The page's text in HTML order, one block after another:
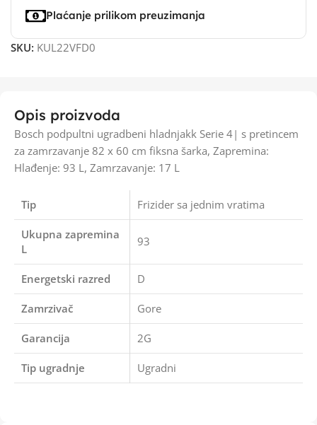
Plaćanje prilikom preuzimanja
SKU: KUL22VFD0
Opis proizvoda
Bosch podpultni ugradbeni hladnjakk Serie 4| s pretincem
za zamrzavanje 82 x 60 cm fiksna šarka, Zapremina:
Hlađenje: 93 L, Zamrzavanje: 17 L
Tip Frizider sa jednim vratima
Ukupna zapremina
L
93
Energetski razred D
Zamrzivač Gore
Garancija 2G
Tip ugradnje Ugradni